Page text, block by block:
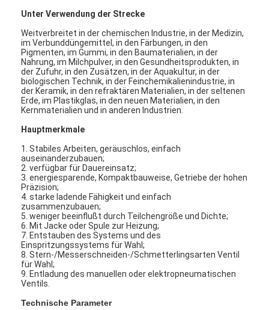
Startseite
Unter Verwendung der Strecke
Weitverbreitet in der chemischen Industrie, in der Medizin,
im Verbunddüngemittel, in den Färbungen, in den
Pigmenten, im Gummi, in den Baumaterialien, in der
Nahrung, im Milchpulver, in den Gesundheitsprodukten, in
der Zufuhr, in den Zusätzen, in der Aquakultur, in der
biologischen Technik, in der Feinchemikalienindustrie, in
der Keramik, in den refraktären Materialien, in der seltenen
Erde, im Plastikglas, in den neuen Materialien, in den
Kernmaterialien und in anderen Industrien.
Hauptmerkmale
1. Stabiles Arbeiten, geräuschlos, einfach
auseinanderzubauen;
2. verfügbar für Dauereinsatz;
3. energiesparende, Kompaktbauweise, Getriebe der hohen
Präzision;
4. starke ladende Fähigkeit und einfach
zusammenzubauen;
5. weniger beeinflußt durch Teilchengröße und Dichte;
6. Mit Jacke oder Spule zur Heizung;
7. Entstauben des Systems und des
Einspritzungssystems für Wahl;
8. Stern-/Messerschneiden-/Schmetterlingsarten Ventil
für Wahl;
9. Entladung des manuellen oder elektropneumatischen
Ventils.
Technische Parameter